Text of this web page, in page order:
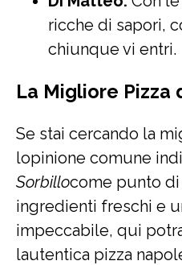
ricche di sapori,
chiunque vi entri.
La Migliore Pizza
Se stai cercando la
lopinione comune
Sorbillocome punto
ingredienti freschi e
impeccabile, qui
lautentica pizza